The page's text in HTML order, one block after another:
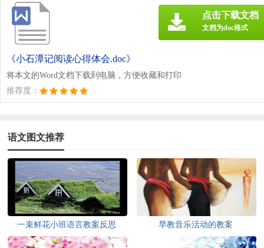
《小石潭记阅读心得体会.doc》
将本文的Word文档下载到电脑，方便收藏和打印
推荐度：
点击下载文档
文档为doc格式
语文图文推荐
一束鲜花小班语言教案反思 早教音乐活动的教案